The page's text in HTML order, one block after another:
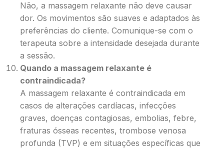
Não, a massagem relaxante não deve causar
dor. Os movimentos são suaves e adaptados às
preferências do cliente. Comunique-se com o
terapeuta sobre a intensidade desejada durante
a sessão.
Quando a massagem relaxante é
contraindicada?
A massagem relaxante é contraindicada em
casos de alterações cardíacas, infecções
graves, doenças contagiosas, embolias, febre,
fraturas ósseas recentes, trombose venosa
profunda (TVP) e em situações específicas que